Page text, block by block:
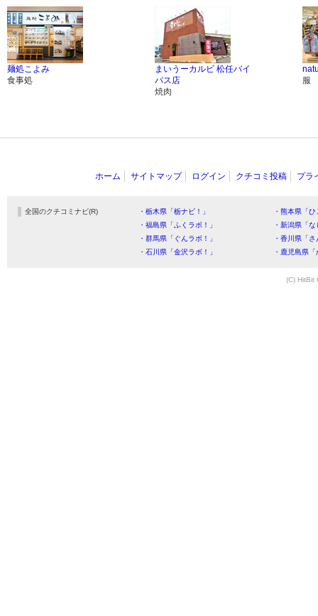
麺処こよみ
食事処
まいうーカルビ 松任バイ
パス店
焼肉
服
ホーム サイトマップ ログイン クチコミ投稿 プラ
全国のクチコミナビ(R) ・栃木県「栃ナビ！」
・熊本県「
・福島県「ふくラボ！」
・新潟県「
・群馬県「ぐんラボ！」
・香川県「
・石川県「金沢ラボ！」
・鹿児島県
(C) HitBit